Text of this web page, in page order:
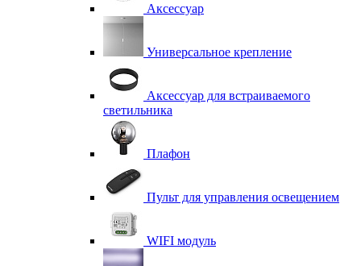
Аксессуар
Универсальное крепление
Аксессуар для встраиваемого
светильника
Плафон
Пульт для управления освещением
WIFI модуль